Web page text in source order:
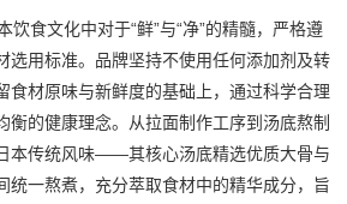
食文化中对于“鲜”与“净”的精髓，严格遵
选用标准。品牌坚持不使用任何添加剂及转
食材原味与新鲜度的基础上，通过科学合理
衡的健康理念。从拉面制作工序到汤底熬制
本传统风味——其核心汤底精选优质大骨与
统一熬煮，充分萃取食材中的精华成分，旨